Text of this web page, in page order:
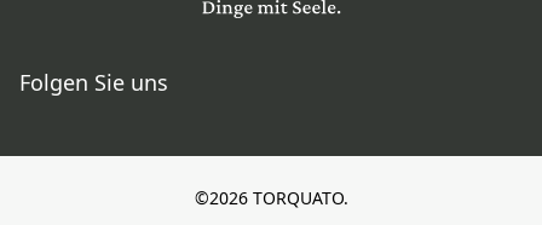
Folgen Sie uns
©2026 TORQUATO.